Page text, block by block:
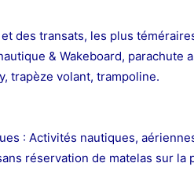
des transats, les plus
& Wakeboard,
trapèze volant, trampoline.
: Activités nautiques,
réservation de matelas sur la